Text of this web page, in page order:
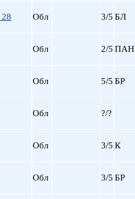
Старый фонд (СФ)
28 Обл 3/5 БЛ
Обл 2/5 ПАН
Обл 5/5 БР
Обл ?/?
Обл 3/5 К
Обл 3/5 БР